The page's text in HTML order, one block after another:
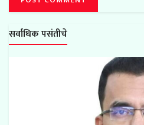
सर्वाधिक पसंतीचे